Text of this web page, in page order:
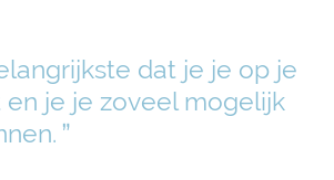
dat je je op je
je je zoveel mogelijk